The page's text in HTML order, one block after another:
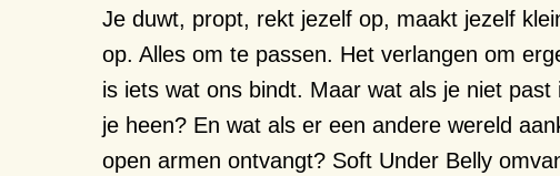
Je duwt, propt, rekt jezelf op, maakt jezelf
op. Alles om te passen. Het verlangen om
is iets wat ons bindt. Maar wat als je niet past
je heen? En wat als er een andere wereld
open armen ontvangt? Soft Under Belly